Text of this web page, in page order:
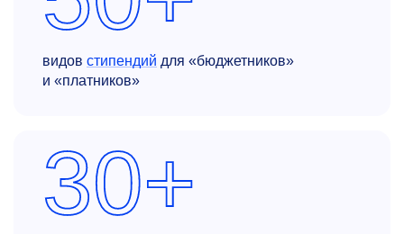
видов стипендий для «бюджетников»
и «платников»
30+